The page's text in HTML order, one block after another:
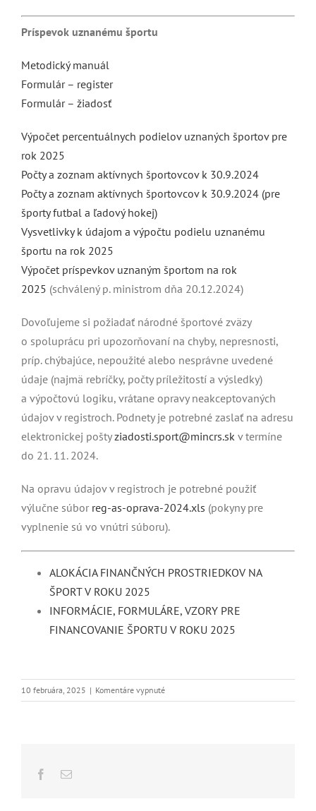
Príspevok uznanému športu
Metodický manuál
Formulár – register
Formulár – žiadosť
Výpočet percentuálnych podielov uznaných športov pre
rok 2025
Počty a zoznam aktívnych športovcov k 30.9.2024
Počty a zoznam aktívnych športovcov k 30.9.2024 (pre
športy futbal a ľadový hokej)
Vysvetlivky k údajom a výpočtu podielu uznanému
športu na rok 2025
Výpočet príspevkov uznaným športom na rok
2025 (schválený p. ministrom dňa 20.12.2024)
Dovoľujeme si požiadať národné športové zväzy
o spoluprácu pri upozorňovaní na chyby, nepresnosti,
príp. chýbajúce, nepoužité alebo nesprávne uvedené
údaje (najmä rebríčky, počty príležitostí a výsledky)
a výpočtovú logiku, vrátane opravy neakceptovaných
údajov v registroch. Podnety je potrebné zaslať na adresu
elektronickej poštyziadosti.sport@mincrs.skv termíne
do 21. 11. 2024.
Na opravu údajov v registroch je potrebné použiť
výlučne súbor reg-as-oprava-2024.xls (pokyny pre
vyplnenie sú vo vnútri súboru).
ALOKÁCIA FINANČNÝCH PROSTRIEDKOV NA
ŠPORT V ROKU 2025
INFORMÁCIE, FORMULÁRE, VZORY PRE
FINANCOVANIE ŠPORTU V ROKU 2025
10 februára, 2025 | Komentáre vypnuténa
Financovanie
Facebook
Email